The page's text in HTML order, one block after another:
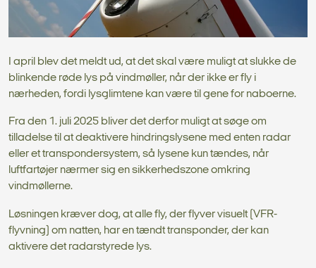
I april blev det meldt ud, at det skal være muligt at slukke de
blinkende røde lys på vindmøller, når der ikke er fly i
nærheden, fordi lysglimtene kan være til gene for naboerne.
Fra den 1. juli 2025 bliver det derfor muligt at søge om
tilladelse til at deaktivere hindringslysene med enten radar
eller et transpondersystem, så lysene kun tændes, når
luftfartøjer nærmer sig en sikkerhedszone omkring
vindmøllerne.
Løsningen kræver dog, at alle fly, der flyver visuelt (VFR-
flyvning) om natten, har en tændt transponder, der kan
aktivere det radarstyrede lys.